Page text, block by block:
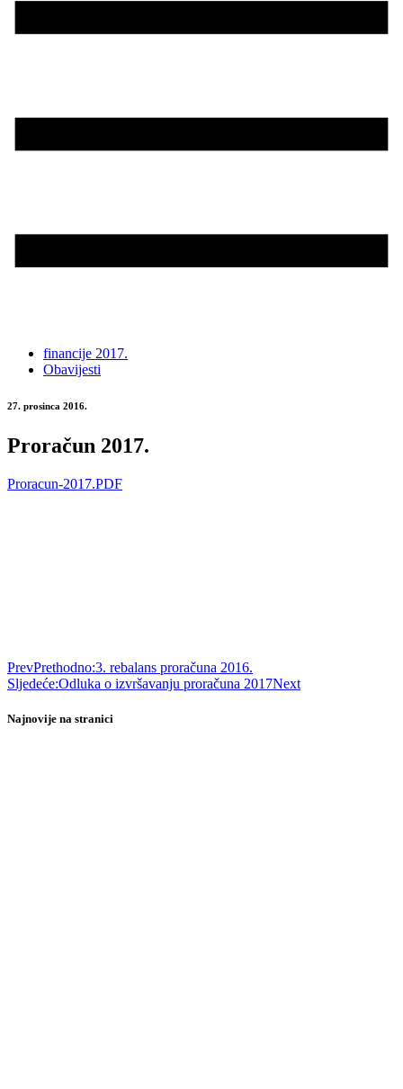
financije 2017.
Obavijesti
27. prosinca 2016.
Proračun 2017.
Proracun-2017.PDF
PrevPrethodno:3. rebalans proračuna 2016.
Sljedeće:Odluka o izvršavanju proračuna 2017Next
Najnovije na stranici